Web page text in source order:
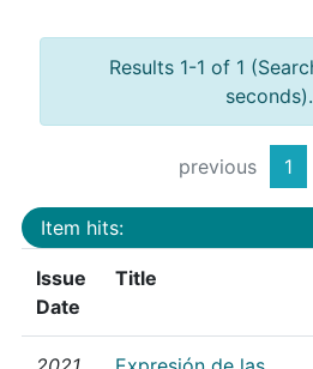
Results 1-1 of 1
seconds).
previous 1
Item hits:
Issue
Date
Title